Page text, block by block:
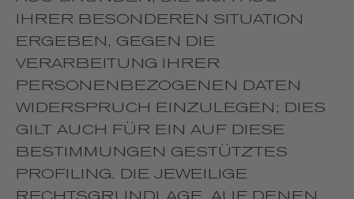
IHRER BESONDEREN SITUATION
ERGEBEN, GEGEN DIE
VERARBEITUNG IHRER
PERSONENBEZOGENEN DATEN
WIDERSPRUCH EINZULEGEN; DIES
GILT AUCH FÜR EIN AUF DIESE
BESTIMMUNGEN GESTÜTZTES
PROFILING. DIE JEWEILIGE
RECHTSGRUNDLAGE, AUF DENEN